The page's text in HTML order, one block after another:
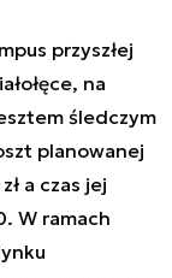
przyszłej
na
śledczym
planowanej
a czas jej
W ramach